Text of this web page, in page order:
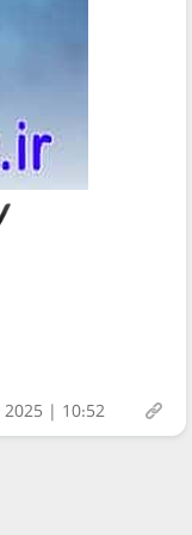
2025 | 10:52